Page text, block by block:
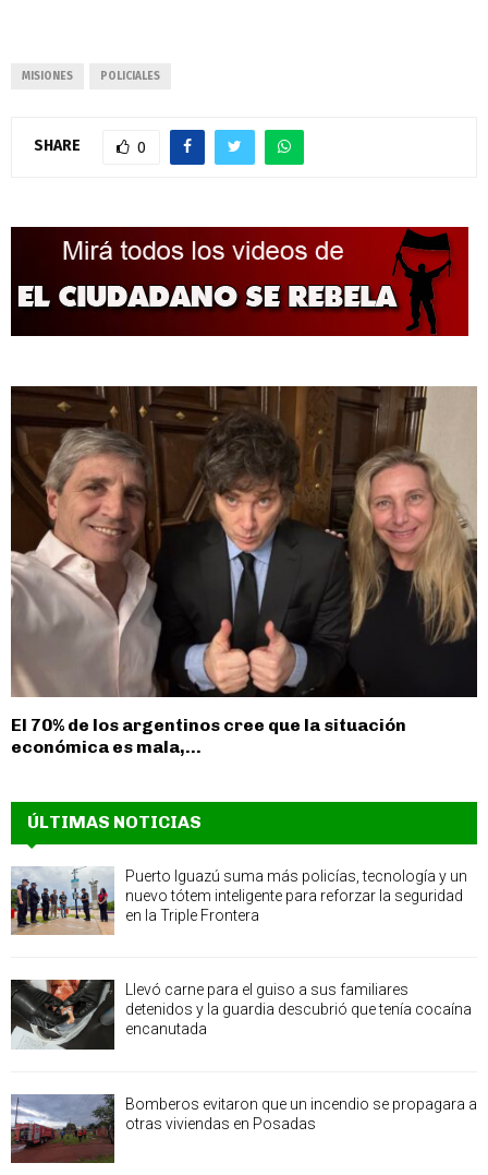
MISIONES POLICIALES
SHARE 0
El 70% de los argentinos cree que la situación
económica es mala,...
ÚLTIMAS NOTICIAS
Puerto Iguazú suma más policías, tecnología y un
nuevo tótem inteligente para reforzar la seguridad
en la Triple Frontera
Llevó carne para el guiso a sus familiares
detenidos y la guardia descubrió que tenía cocaína
encanutada
Bomberos evitaron que un incendio se propagara a
otras viviendas en Posadas